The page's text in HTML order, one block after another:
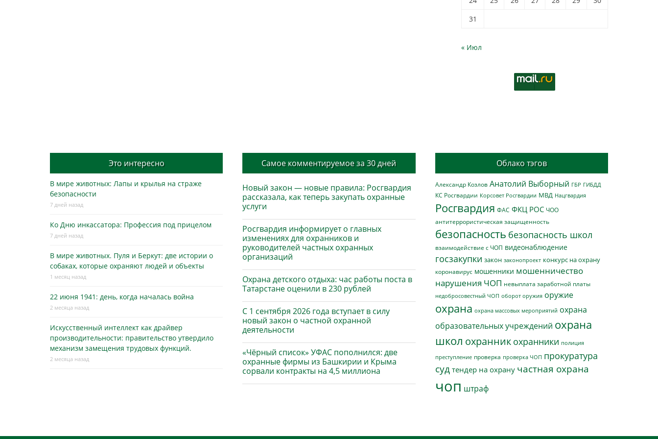
31
« Июл
Это интересно
В мире животных: Лапы и крылья на страже
безопасности
7 дней назад
Ко Дню инкассатора: Профессия под прицелом
7 дней назад
В мире животных. Пуля и Беркут: две истории о
собаках, которые охраняют людей и объекты
1 месяц назад
22 июня 1941: день, когда началась война
2 месяца назад
Искусственный интеллект как драйвер
производительности: правительство утвердило
механизм замещения трудовых функций.
2 месяца назад
Самое комментируемое за 30 дней
Новый закон — новые правила: Росгвардия
рассказала, как теперь закупать охранные
услуги
Росгвардия информирует о главных
изменениях для охранников и
руководителей частных охранных
организаций
Охрана детского отдыха: час работы поста в
Татарстане оценили в 230 рублей
С 1 сентября 2026 года вступает в силу
новый закон о частной охранной
деятельности
«Чёрный список» УФАС пополнился: две
охранные фирмы из Башкирии и Крыма
сорвали контракты на 4,5 миллиона
Облако тэгов
Александр Козлов Анатолий Выборный ГБР ГИБДД
КС Росгвардии Корсовет Росгвардии МВД Нацгвардия
Росгвардия ФАС ФКЦ РОС ЧОО
антитеррористическая защищенность
безопасность безопасность школ
взаимодействие с ЧОП видеонаблюдение
госзакупки закон законопроект конкурс на охрану
коронавирус мошенники мошенничество
нарушения ЧОП невыплата заработной платы
недобросовестный ЧОП оборот оружия оружие
охрана охрана массовых мероприятий охрана
образовательных учреждений охрана
школ охранник охранники полиция
преступление проверка проверка ЧОП прокуратура
суд тендер на охрану частная охрана
чоп штраф